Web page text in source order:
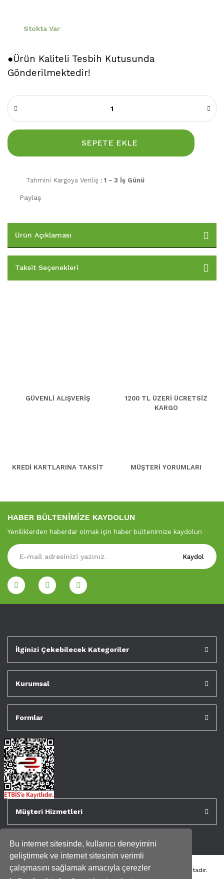
Bu internet sitesinde, kullanıcı deneyimini
geliştirmek ve internet sitesinin verimli
çalışmasını sağlamak amacıyla çerezler
Stokta Var
●Ürün Kaliteli Tesbih Kutusunda
Gönderilmektedir!
SEPETE EKLE
Tahmini Kargoya Veriliş : 1 - 3 İş Günü
Paylaş
Ürün Açıklaması
Taksit Seçenekleri
GÜVENLİ ALIŞVERİŞ
1200 TL ÜZERİ ÜCRETSİZ
KARGO
KREDİ KARTLARINA TAKSİT MÜŞTERİ YORUMLARI
HABER BÜLTENİMİZE KAYDOLUN
Yeniliklerden haberdar olmak için haber bültenimize kaydolun
Kaydol
İlginizi Çekebilecek Kategoriler
Kurumsal
Formlar
Müşteri Hizmetleri
Tüm kredi kartı bilgileriniz 256bit SSL Sertifikası ile korunmaktadır.